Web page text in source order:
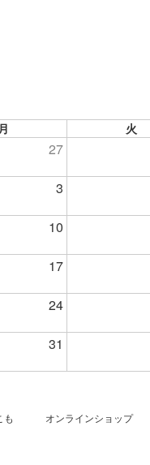
月 火
27
3
10
17
24
31
も オンラインショップ